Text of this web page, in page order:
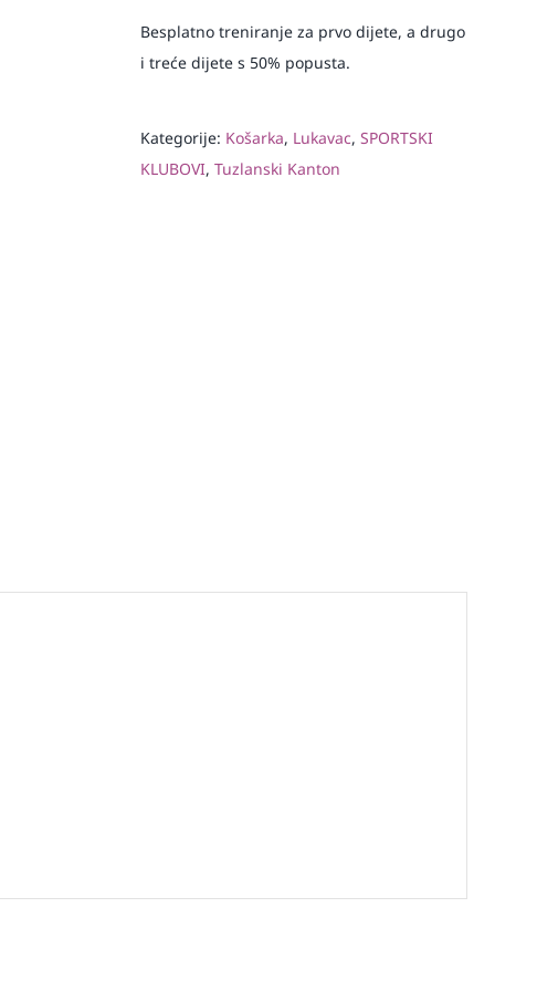
Besplatno treniranje za prvo dijete, a drugo
i treće dijete s 50% popusta.
Kategorije: Košarka, Lukavac, SPORTSKI
KLUBOVI, Tuzlanski Kanton